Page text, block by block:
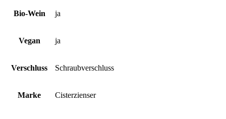
Bio-Wein ja
Vegan ja
Verschluss Schraubverschluss
Marke Cisterzienser